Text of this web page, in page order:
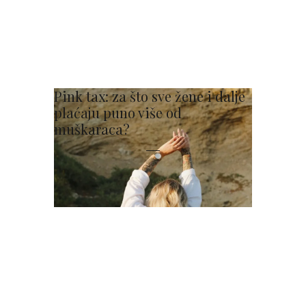
Pink tax: za što sve žene i dalje
plaćaju puno više od
muškaraca?